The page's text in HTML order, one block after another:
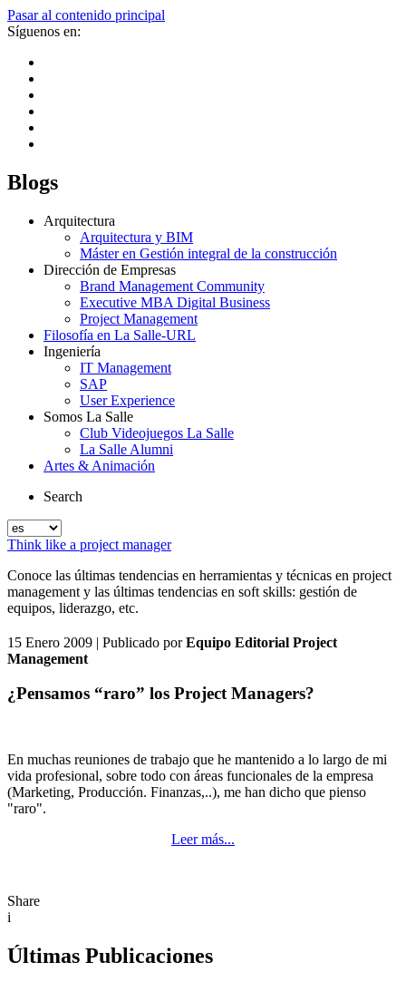
Pasar al contenido principal
Síguenos en:
Blogs
Arquitectura
Arquitectura y BIM
Máster en Gestión integral de la construcción
Dirección de Empresas
Brand Management Community
Executive MBA Digital Business
Project Management
Filosofía en La Salle-URL
Ingeniería
IT Management
SAP
User Experience
Somos La Salle
Club Videojuegos La Salle
La Salle Alumni
Artes & Animación
Search
Think like a project manager
Conoce las últimas tendencias en herramientas y técnicas en project
management y las últimas tendencias en soft skills: gestión de
equipos, liderazgo, etc.
15 Enero 2009 | Publicado porEquipo Editorial Project
Management
¿Pensamos “raro” los Project Managers?
En muchas reuniones de trabajo que he mantenido a lo largo de mi
vida profesional, sobre todo con áreas funcionales de la empresa
(Marketing, Producción. Finanzas,..), me han dicho que pienso
"raro".
Leer más...
Share
i
Últimas Publicaciones